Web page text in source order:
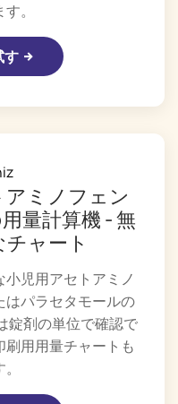
。
す
ミノフェン
量計算機 - 無
ャート
児用アセトアミノ
はパラセタモールの
錠剤の単位で確認で
用用量チャートも